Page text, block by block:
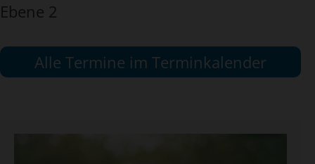
Ebene 2
Alle Termine im Terminkalender